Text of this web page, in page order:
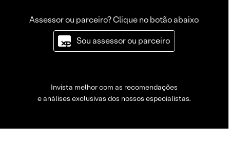
Assessor ou parceiro? Clique no botão abaixo
Sou assessor ou parceiro
Invista melhor com as recomendações
e análises exclusivas dos nossos especialistas.